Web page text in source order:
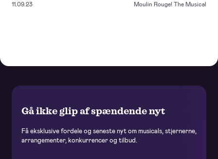
11.09.23 Moulin Rouge! The Musical
Gå ikke glip af spændende nyt
Få eksklusive fordele og seneste nyt om musicals, stjernerne,
arrangementer, konkurrencer og tilbud.